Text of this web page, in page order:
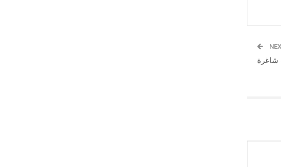
شاغرة